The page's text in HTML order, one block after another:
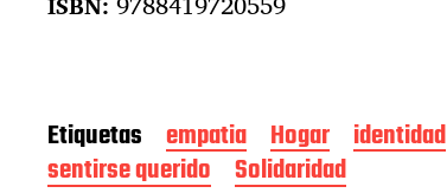
Etiquetas empatia Hogar identidad
sentirse querido
Solidaridad